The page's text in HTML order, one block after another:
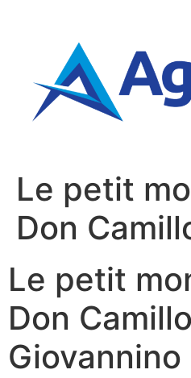
Le petit
Don
Le petit
Don